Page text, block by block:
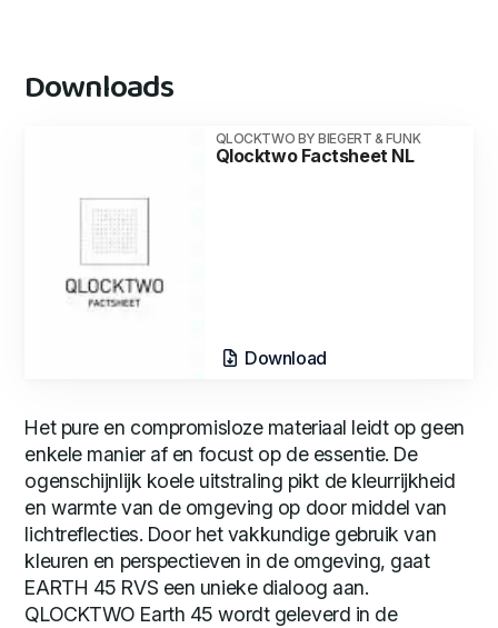
Downloads
QLOCKTWO BY BIEGERT & FUNK
Qlocktwo Factsheet NL
Download
Het pure en compromisloze materiaal leidt op geen
enkele manier af en focust op de essentie. De
ogenschijnlijk koele uitstraling pikt de kleurrijkheid
en warmte van de omgeving op door middel van
lichtreflecties. Door het vakkundige gebruik van
kleuren en perspectieven in de omgeving, gaat
EARTH 45 RVS een unieke dialoog aan.
QLOCKTWO Earth 45 wordt geleverd in de